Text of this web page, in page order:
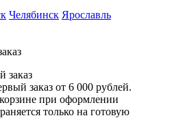
Челябинск Ярославль
заказ от 6 000 рублей.
при оформлении
только на готовую